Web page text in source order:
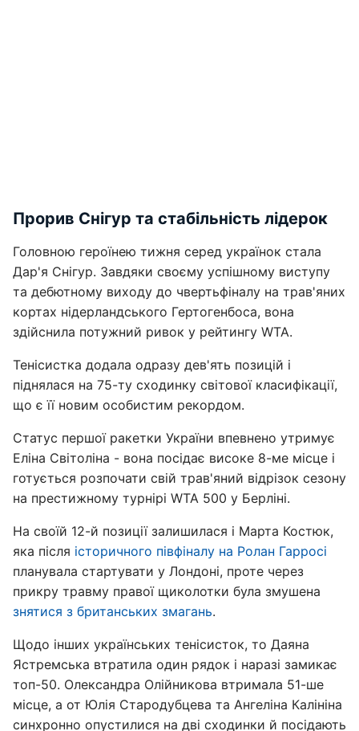
Прорив Снігур та стабільність лідерок
Головною героїнею тижня серед українок стала
Дар'я Снігур. Завдяки своєму успішному виступу
та дебютному виходу до чвертьфіналу на трав'яних
кортах нідерландського Гертогенбоса, вона
здійснила потужний ривок у рейтингу WTA.
Тенісистка додала одразу дев'ять позицій і
піднялася на 75-ту сходинку світової класифікації,
що є її новим особистим рекордом.
Статус першої ракетки України впевнено утримує
Еліна Світоліна - вона посідає високе 8-ме місце і
готується розпочати свій трав'яний відрізок сезону
на престижному турнірі WTA 500 у Берліні.
На своїй 12-й позиції залишилася і Марта Костюк,
яка після історичного півфіналу на Ролан Гарросі
планувала стартувати у Лондоні, проте через
прикру травму правої щиколотки була змушена
знятися з британських змагань.
Щодо інших українських тенісисток, то Даяна
Ястремська втратила один рядок і наразі замикає
топ-50. Олександра Олійникова втримала 51-ше
місце, а от Юлія Стародубцева та Ангеліна Калініна
синхронно опустилися на дві сходинки й посідають